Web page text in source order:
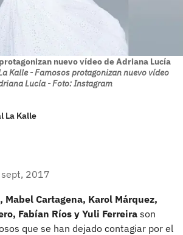
nuevo vídeo de Adriana Lucía
Kalle - Famosos protagonizan nuevo vídeo
Lucía - Foto: Instagram
La Kalle
2017
, Mabel Cartagena, Karol Márquez,
Fabían Ríos y Yuli Ferreira son
que se han dejado contagiar por el